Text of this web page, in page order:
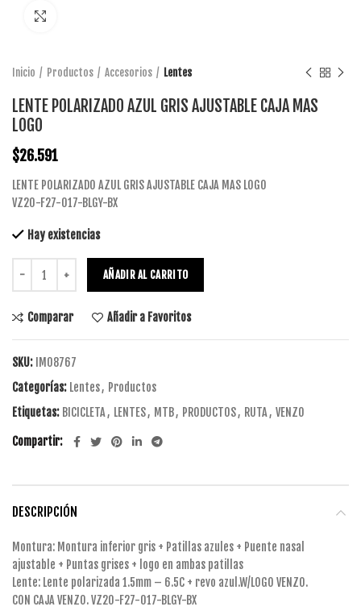
Inicio Productos Accesorios Lentes
LENTE POLARIZADO AZUL GRIS AJUSTABLE CAJA MAS
LOGO
$26.591
LENTE POLARIZADO AZUL GRIS AJUSTABLE CAJA MAS LOGO
VZ20-F27-017-BLGY-BX
Hay existencias
AÑADIR AL CARRITO
Comparar Añadir a Favoritos
SKU: IM08767
Categorías: Lentes, Productos
Etiquetas: BICICLETA, LENTES, MTB, PRODUCTOS, RUTA, VENZO
Compartir
DESCRIPCIÓN
Montura: Montura inferior gris + Patillas azules + Puente nasal
ajustable + Puntas grises + logo en ambas patillas
Lente: Lente polarizada 1.5mm – 6.5C + revo azul.W/LOGO VENZO.
CON CAJA VENZO. VZ20-F27-017-BLGY-BX